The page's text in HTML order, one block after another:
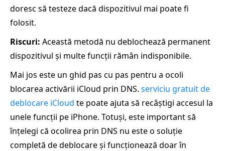
doresc să testeze dacă dispozitivul mai poate fi
folosit.
Riscuri: Această metodă nu deblochează permanent
dispozitivul și multe funcții rămân indisponibile.
Mai jos este un ghid pas cu pas pentru a ocoli
blocarea activării iCloud prin DNS. serviciu gratuit de
deblocare iCloud te poate ajuta să recâștigi accesul la
unele funcții pe iPhone. Totuși, este important să
înțelegi că ocolirea prin DNS nu este o soluție
completă de deblocare și funcționează doar în